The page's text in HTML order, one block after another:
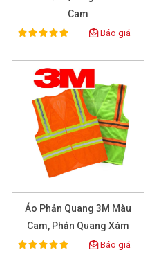
Cam
Rating:
100% Báo giá
Áo Phản Quang 3M Màu
Cam, Phản Quang Xám
Rating:
100% Báo giá